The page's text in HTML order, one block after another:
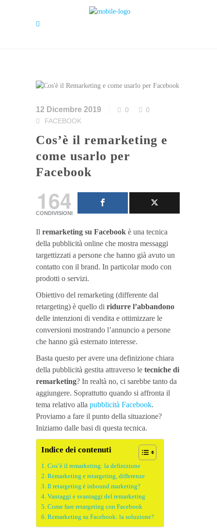
12 Dicembre 2019 0
0
FACEBOOK
Cos’è il remarketing e
come usarlo per
Facebook
164
CONDIVISIONI
Il remarketing su Facebook è una tecnica
della pubblicità online che mostra messaggi
targettizzati a persone che hanno già avuto un
contatto con il brand. In particolar modo con
prodotti o servizi.
Obiettivo del remarketing (differente dal
retargeting) è quello di ridurre l’abbandono
delle intenzioni di vendita e ottimizzare le
conversioni mostrando l’annuncio a persone
che hanno già esternato interesse.
Basta questo per avere una definizione chiara
della pubblicità gestita attraverso le tecniche di
remarketing? In realtà no, ci sarebbe tanto da
aggiungere. Soprattutto quando si affronta il
tema relativo alla pubblicità Facebook.
Proviamo a fare il punto della situazione?
Iniziamo dalle basi di questa tecnica.
Indice dei contenuti
Cos’è il remarketing: la definizione
Remarketing e retargeting, differenze
Il retargeting è inbound marketing?
Vantaggi e svantaggi del remarketing
Come fare retargeting con Facebook
Remarketing su Facebook: la soluzione?